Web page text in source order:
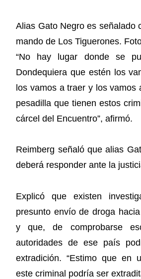
Alias Gato Negro es señalado
mando de Los Tiguerones.
“No hay lugar donde se
Dondequiera que estén los
los vamos a traer y los vamos
pesadilla que tienen estos
cárcel del Encuentro”, afirmó.
Reimberg señaló que alias
deberá responder ante la
Explicó que existen
presunto envío de droga
y que, de comprobarse
autoridades de ese país
extradición. “Estimo que en
este criminal podría ser